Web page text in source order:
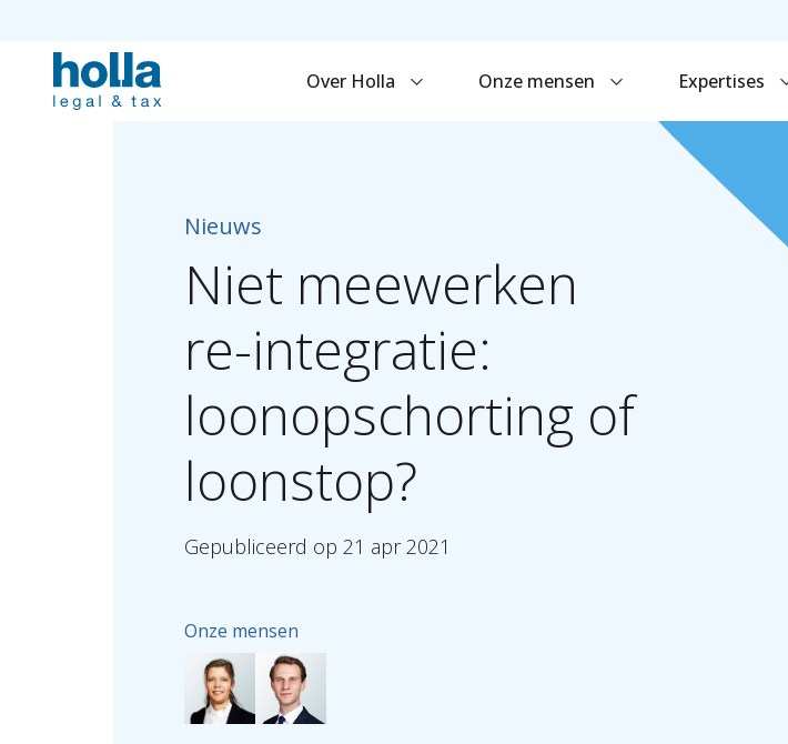
Over Holla Onze mensen Expertises
Nieuws
Niet meewerken
re-integratie:
loonopschorting of
loonstop?
Gepubliceerd op 21 apr 2021
Onze mensen